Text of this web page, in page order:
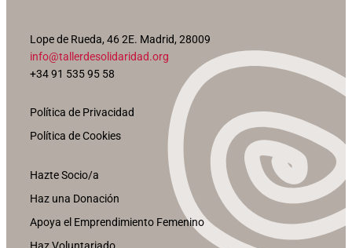
Lope de Rueda, 46 2E. Madrid, 28009
info@tallerdesolidaridad.org
+34 91 535 95 58
Política de Privacidad
Política de Cookies
Hazte Socio/a
Haz una Donación
Apoya el Emprendimiento Femenino